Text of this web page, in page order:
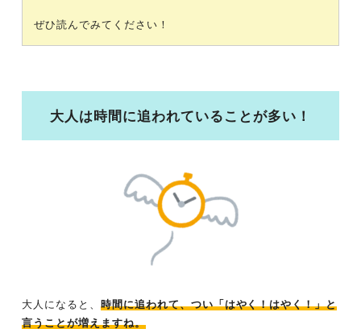
ぜひ読んでみてください！
大人は時間に追われていることが多い！
大人になると、 時間に追われて、つい「はやく！はやく！」と
言うことが増えますね。